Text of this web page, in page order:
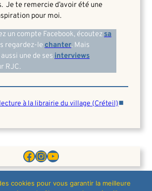
Je te remercie d’avoir été une
pour moi.
un compte Facebook, écoutezsa
regardez-le chanter. Mais
une de ses interviews
RJC.
à la librairie du village (Créteil)■
Facebook InstagramYouTube
reproduction interdite sans
cookies pour vous garantir la meilleure